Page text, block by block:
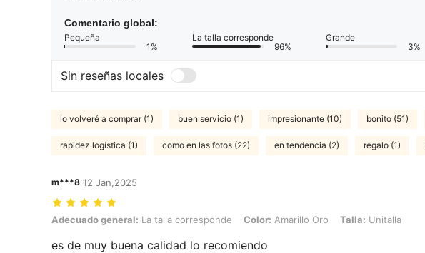
Comentario global:
Pequeña
1%
La talla corresponde
96%
Grande
3%
Sin reseñas locales
lo volveré a comprar (1) buen servicio (1) impresionante (10) bonito (51)
rapidez logística (1) como en las fotos (22) en tendencia (2) regalo (1)
m***8 12 Jan,2025
Adecuado general: La talla corresponde, Color: Amarillo Oro, Talla: Unitalla
Adecuado general: La talla corresponde Color: Amarillo Oro Talla: Unitalla
es de muy buena calidad lo recomiendo